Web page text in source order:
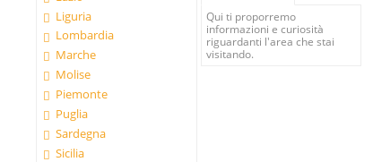
Liguria
Lombardia
Marche
Molise
Piemonte
Puglia
Sardegna
Sicilia
Qui ti proporremo
informazioni e curiosità
riguardanti l'area che stai
visitando.